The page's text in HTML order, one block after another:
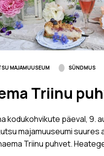
MAJAMUUSEUM SÜNDMUS
Triinu
kodukohvikute päeval, 9.
majamuuseumi suures
Triinu puhvet.